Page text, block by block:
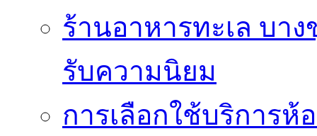
ร้านอาหารทะเล บา
รับความนิยม
การเลือกใช้บริการห้